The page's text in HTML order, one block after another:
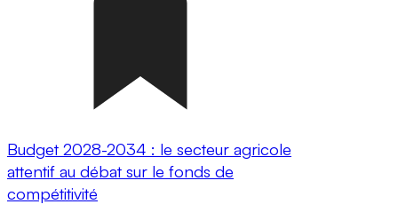
Budget 2028-2034 : le secteur agricole
attentif au débat sur le fonds de
compétitivité